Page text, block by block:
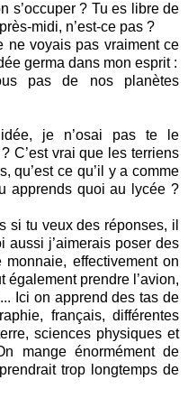
s’occuper ? Tu es libre de
midi, n’est-ce pas ?
ne voyais pas vraiment ce
germa dans mon esprit :
pas de nos planètes
je n’osai pas te le
C’est vrai que les terriens
qu’est ce qu’il y a comme
apprends quoi au lycée ?
si tu veux des réponses, il
aussi j’aimerais poser des
effectivement on
également prendre l’avion,
Ici on apprend des tas de
français, différentes
sciences physiques et
mange énormément de
trop longtemps de